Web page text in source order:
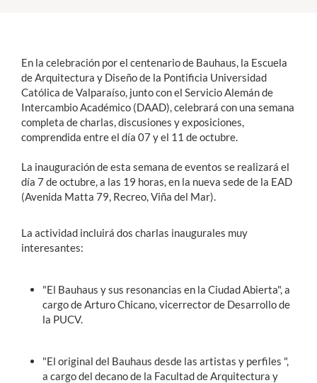
Alumni
English
En la celebración por el centenario de Bauhaus, la Escuela
de Arquitectura y Diseño de la Pontificia Universidad
Católica de Valparaíso, junto con el Servicio Alemán de
Intercambio Académico (DAAD), celebrará con una semana
completa de charlas, discusiones y exposiciones,
comprendida entre el día 07 y el 11 de octubre.
La inauguración de esta semana de eventos se realizará el
día 7 de octubre, a las 19 horas, en la nueva sede de la EAD
(Avenida Matta 79, Recreo, Viña del Mar).
La actividad incluirá dos charlas inaugurales muy
interesantes:
"El Bauhaus y sus resonancias en la Ciudad Abierta", a
cargo de Arturo Chicano, vicerrector de Desarrollo de
la PUCV.
"El original del Bauhaus desde las artistas y perfiles ",
a cargo del decano de la Facultad de Arquitectura y